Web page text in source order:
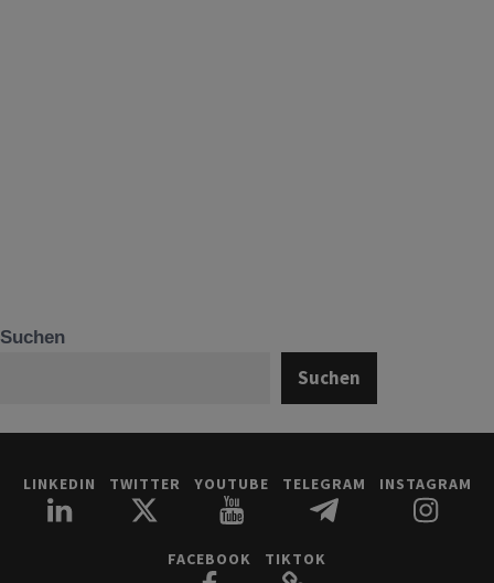
Suchen
Suchen
LINKEDIN TWITTER YOUTUBE TELEGRAM INSTAGRAM
FACEBOOK TIKTOK